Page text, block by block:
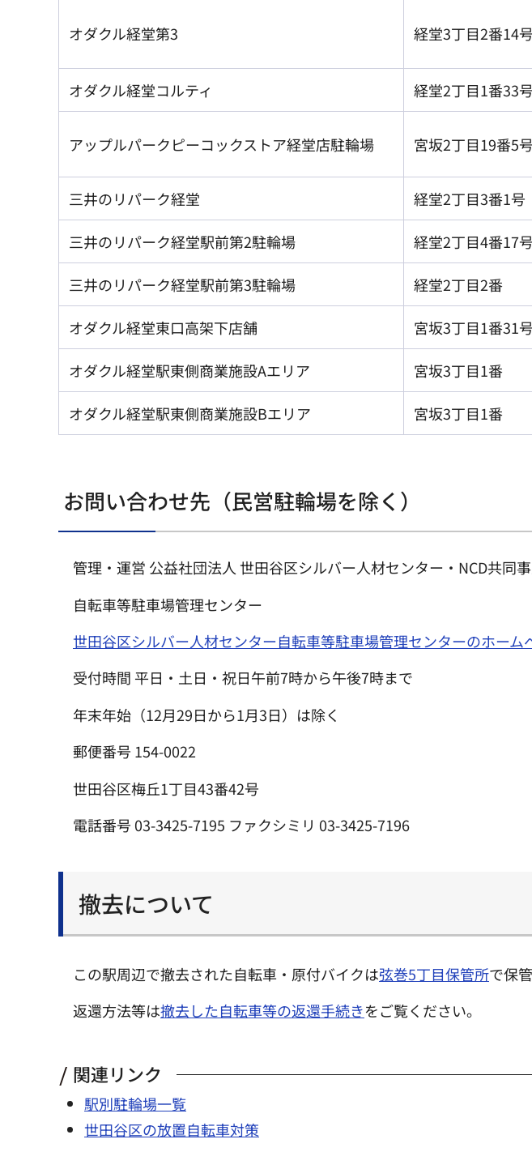
オダクル経堂第3 経堂3丁目2番14号
オダクル経堂コルティ 経堂2丁目1番33号
アップルパークピーコックストア経堂店駐輪場 宮坂2丁目19番5号
三井のリパーク経堂 経堂2丁目3番1号
三井のリパーク経堂駅前第2駐輪場 経堂2丁目4番17号
三井のリパーク経堂駅前第3駐輪場 経堂2丁目2番
オダクル経堂東口高架下店舗 宮坂3丁目1番31号
オダクル経堂駅東側商業施設Aエリア 宮坂3丁目1番
オダクル経堂駅東側商業施設Bエリア 宮坂3丁目1番
お問い合わせ先（民営駐輪場を除く）
管理・運営 公益社団法人 世田谷区シルバー人材センター・NCD共同
自転車等駐車場管理センター
世田谷区シルバー人材センター自転車等駐車場管理センターのホーム
受付時間 平日・土日・祝日午前7時から午後7時まで
年末年始（12月29日から1月3日）は除く
郵便番号 154-0022
世田谷区梅丘1丁目43番42号
電話番号 03-3425-7195 ファクシミリ 03-3425-7196
撤去について
この駅周辺で撤去された自転車・原付バイクは弦巻5丁目保管所で保
返還方法等は撤去した自転車等の返還手続きをご覧ください。
関連リンク
駅別駐輪場一覧
世田谷区の放置自転車対策